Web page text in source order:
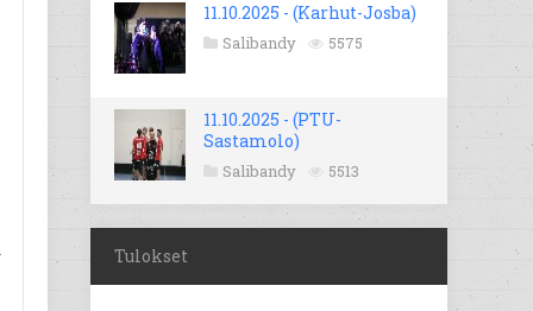
11.10.2025 - (Karhut-Josba)
Salibandy 5575
11.10.2025 - (PTU-
Sastamolo)
Salibandy 5513
Tulokset